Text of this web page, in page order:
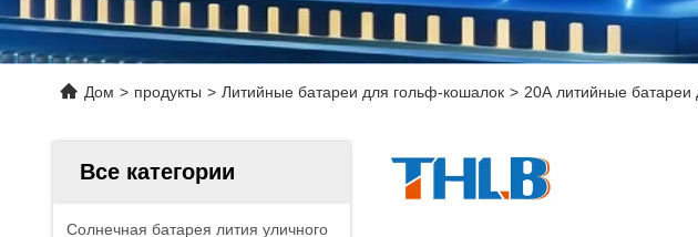
Дом > продукты > Литийные батареи для гольф-кошалок > 20А литийные батареи
Все категории
Солнечная батарея лития уличного